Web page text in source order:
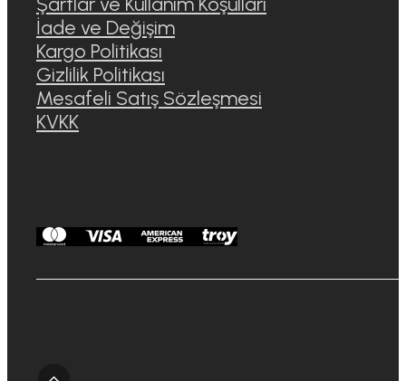
İade ve Değişim
Kargo Politikası
Gizlilik Politikası
Mesafeli Satış Sözleşmesi
KVKK